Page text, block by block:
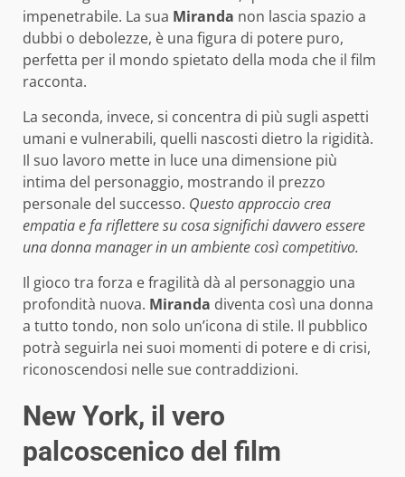
impenetrabile. La sua Miranda non lascia spazio a
dubbi o debolezze, è una figura di potere puro,
perfetta per il mondo spietato della moda che il film
racconta.
La seconda, invece, si concentra di più sugli aspetti
umani e vulnerabili, quelli nascosti dietro la rigidità.
Il suo lavoro mette in luce una dimensione più
intima del personaggio, mostrando il prezzo
personale del successo. Questo approccio crea
empatia e fa riflettere su cosa significhi davvero essere
una donna manager in un ambiente così competitivo.
Il gioco tra forza e fragilità dà al personaggio una
profondità nuova. Miranda diventa così una donna
a tutto tondo, non solo un’icona di stile. Il pubblico
potrà seguirla nei suoi momenti di potere e di crisi,
riconoscendosi nelle sue contraddizioni.
New York, il vero
palcoscenico del film